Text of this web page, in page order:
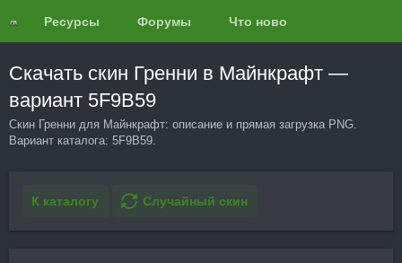
Ресурсы Форумы Что нового?
Скачать скин Гренни в Майнкрафт —
вариант 5F9B59
Скин Гренни для Майнкрафт: описание и прямая загрузка PNG.
Вариант каталога: 5F9B59.
К каталогу Случайный скин